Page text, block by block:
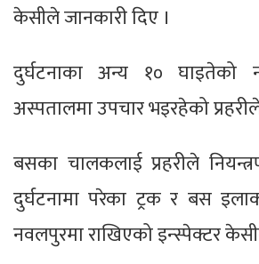
केसीले जानकारी दिए ।
दुर्घटनाका अन्य १० घाइतेको
अस्पतालमा उपचार भइरहेको
बसका चालकलाई प्रहरीले
दुर्घटनामा परेका ट्रक र बस
नवलपुरमा राखिएको इन्स्पेक्टर